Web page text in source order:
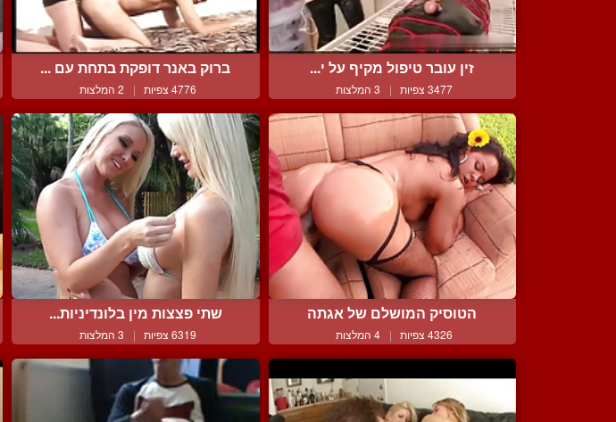
זין עובר טיפול מקיף על י...
3477 צפיות | 3 המלצות
ברוק באנר דופקת בתחת עם ...
4776 צפיות | 2 המלצות
הטוסיק המושלם של אגתה
4326 צפיות | 4 המלצות
שתי פצצות מין בלונדיניות...
6319 צפיות | 3 המלצות